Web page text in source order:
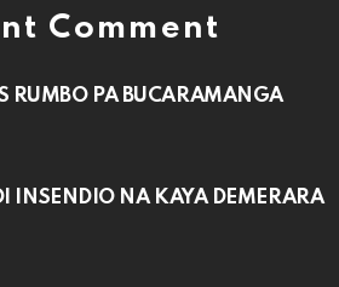
Comment
RUMBO PA BUCARAMANGA
INSENDIO NA KAYA DEMERARA